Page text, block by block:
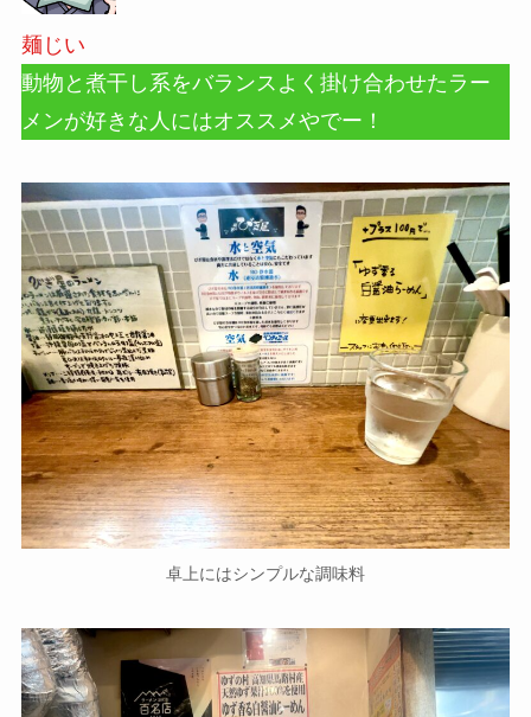
麺じい
動物と煮干し系をバランスよく掛け合わせたラー
メンが好きな人にはオススメやでー！
卓上にはシンプルな調味料